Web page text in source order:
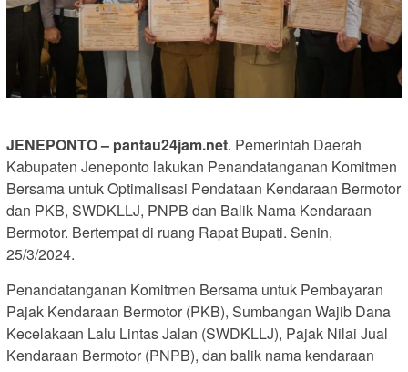
JENEPONTO – pantau24jam.net. Pemerintah Daerah
Kabupaten Jeneponto lakukan Penandatanganan Komitmen
Bersama untuk Optimalisasi Pendataan Kendaraan Bermotor
dan PKB, SWDKLLJ, PNPB dan Balik Nama Kendaraan
Bermotor. Bertempat di ruang Rapat Bupati. Senin,
25/3/2024.
Penandatanganan Komitmen Bersama untuk Pembayaran
Pajak Kendaraan Bermotor (PKB), Sumbangan Wajib Dana
Kecelakaan Lalu Lintas Jalan (SWDKLLJ), Pajak Nilai Jual
Kendaraan Bermotor (PNPB), dan balik nama kendaraan